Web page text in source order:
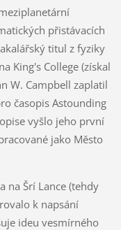
přistávacích
titul z fyziky
King's College (získal
W. Campbell zaplatil
časopis Astounding
vyšlo jeho první
jako Město
na Šrí Lance (tehdy
k napsání
ideu vesmírného